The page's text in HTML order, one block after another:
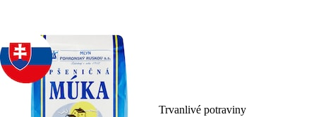
Trvanlivé potraviny